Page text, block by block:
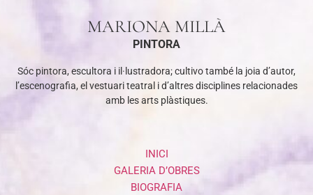
MARIONA MILLÀ
PINTORA
Sóc pintora, escultora i il·lustradora; cultivo també la joia d’autor,
l’escenografia, el vestuari teatral i d’altres disciplines relacionades
amb les arts plàstiques.
INICI
GALERIA D’OBRES
BIOGRAFIA